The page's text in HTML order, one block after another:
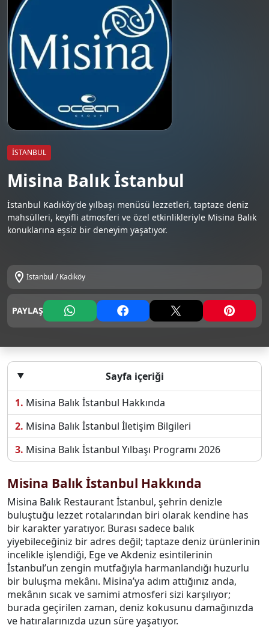
İSTANBUL
Misina Balık İstanbul
İstanbul Kadıköy'de yılbaşı menüsü lezzetleri, taptaze deniz
mahsülleri, keyifli atmosferi ve özel etkinlikleriyle Misina Balık
konuklarına eşsiz bir deneyim yaşatıyor.
İstanbul / Kadıköy
PAYLAŞ
Sayfa içeriği
Misina Balık İstanbul Hakkında
Misina Balık İstanbul İletişim Bilgileri
Misina Balık İstanbul Yılbaşı Programı 2026
Misina Balık İstanbul Hakkında
Misina Balık Restaurant İstanbul, şehrin denizle
buluştuğu lezzet rotalarından biri olarak kendine has
bir karakter yaratıyor. Burası sadece balık
yiyebileceğiniz bir adres değil; taptaze deniz ürünlerinin
incelikle işlendiği, Ege ve Akdeniz esintilerinin
İstanbul’un zengin mutfağıyla harmanlandığı huzurlu
bir buluşma mekânı. Misina’ya adım attığınız anda,
mekânın sıcak ve samimi atmosferi sizi karşılıyor;
burada geçirilen zaman, deniz kokusunu damağınızda
ve hatıralarınızda uzun süre yaşatıyor.